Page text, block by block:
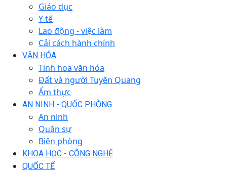
Giáo dục
Y tế
Lao động - việc làm
Cải cách hành chính
VĂN HÓA
Tinh hoa văn hóa
Đất và người Tuyên Quang
Ẩm thực
AN NINH - QUỐC PHÒNG
An ninh
Quân sự
Biên phòng
KHOA HỌC - CÔNG NGHỆ
QUỐC TẾ